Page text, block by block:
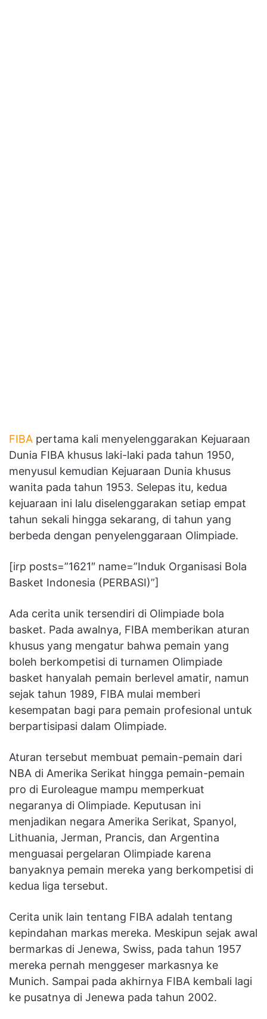
FIBA pertama kali menyelenggarakan Kejuaraan
Dunia FIBA khusus laki-laki pada tahun 1950,
menyusul kemudian Kejuaraan Dunia khusus
wanita pada tahun 1953. Selepas itu, kedua
kejuaraan ini lalu diselenggarakan setiap empat
tahun sekali hingga sekarang, di tahun yang
berbeda dengan penyelenggaraan Olimpiade.
[irp posts=”1621″ name=”Induk Organisasi Bola
Basket Indonesia (PERBASI)”]
Ada cerita unik tersendiri di Olimpiade bola
basket. Pada awalnya, FIBA memberikan aturan
khusus yang mengatur bahwa pemain yang
boleh berkompetisi di turnamen Olimpiade
basket hanyalah pemain berlevel amatir, namun
sejak tahun 1989, FIBA mulai memberi
kesempatan bagi para pemain profesional untuk
berpartisipasi dalam Olimpiade.
Aturan tersebut membuat pemain-pemain dari
NBA di Amerika Serikat hingga pemain-pemain
pro di Euroleague mampu memperkuat
negaranya di Olimpiade. Keputusan ini
menjadikan negara Amerika Serikat, Spanyol,
Lithuania, Jerman, Prancis, dan Argentina
menguasai pergelaran Olimpiade karena
banyaknya pemain mereka yang berkompetisi di
kedua liga tersebut.
Cerita unik lain tentang FIBA adalah tentang
kepindahan markas mereka. Meskipun sejak awal
bermarkas di Jenewa, Swiss, pada tahun 1957
mereka pernah menggeser markasnya ke
Munich. Sampai pada akhirnya FIBA kembali lagi
ke pusatnya di Jenewa pada tahun 2002.